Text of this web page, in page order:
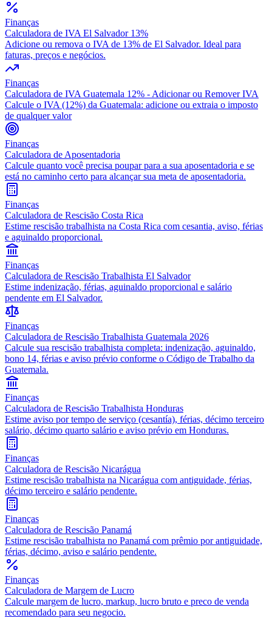
Finanças
Calculadora de IVA El Salvador 13%
Adicione ou remova o IVA de 13% de El Salvador. Ideal para
faturas, preços e negócios.
Finanças
Calculadora de IVA Guatemala 12% - Adicionar ou Remover IVA
Calcule o IVA (12%) da Guatemala: adicione ou extraia o imposto
de qualquer valor
Finanças
Calculadora de Aposentadoria
Calcule quanto você precisa poupar para a sua aposentadoria e se
está no caminho certo para alcançar sua meta de aposentadoria.
Finanças
Calculadora de Rescisão Costa Rica
Estime rescisão trabalhista na Costa Rica com cesantia, aviso, férias
e aguinaldo proporcional.
Finanças
Calculadora de Rescisão Trabalhista El Salvador
Estime indenização, férias, aguinaldo proporcional e salário
pendente em El Salvador.
Finanças
Calculadora de Rescisão Trabalhista Guatemala 2026
Calcule sua rescisão trabalhista completa: indenização, aguinaldo,
bono 14, férias e aviso prévio conforme o Código de Trabalho da
Guatemala.
Finanças
Calculadora de Rescisão Trabalhista Honduras
Estime aviso por tempo de serviço (cesantía), férias, décimo terceiro
salário, décimo quarto salário e aviso prévio em Honduras.
Finanças
Calculadora de Rescisão Nicarágua
Estime rescisão trabalhista na Nicarágua com antiguidade, férias,
décimo terceiro e salário pendente.
Finanças
Calculadora de Rescisão Panamá
Estime rescisão trabalhista no Panamá com prêmio por antiguidade,
férias, décimo, aviso e salário pendente.
Finanças
Calculadora de Margem de Lucro
Calcule margem de lucro, markup, lucro bruto e preco de venda
recomendado para seu negocio.